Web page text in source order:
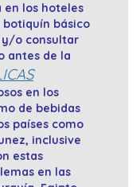
los hoteles
botiquín básico
y/o consultar
antes de la
en los
de bebidas
países como
inclusive
estas
en las